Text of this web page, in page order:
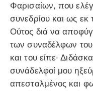
Φαρισαίων, που
συνεδρίου και ως
Ούτος διά να
των συναδέλφων
και του είπε·
συνάδελφοί μου
απεσταλμένος και